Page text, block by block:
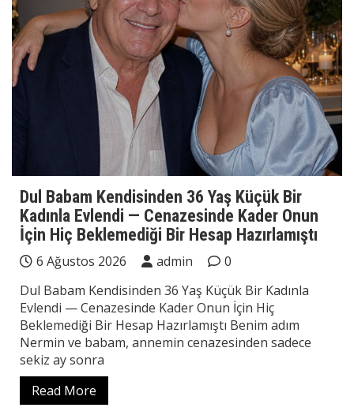
Dul Babam Kendisinden 36 Yaş Küçük Bir
Kadınla Evlendi — Cenazesinde Kader Onun
İçin Hiç Beklemediği Bir Hesap Hazırlamıştı
6 Ağustos 2026 admin
0
Dul Babam Kendisinden 36 Yaş Küçük Bir Kadınla
Evlendi — Cenazesinde Kader Onun İçin Hiç
Beklemediği Bir Hesap Hazırlamıştı Benim adım
Nermin ve babam, annemin cenazesinden sadece
sekiz ay sonra
Read More